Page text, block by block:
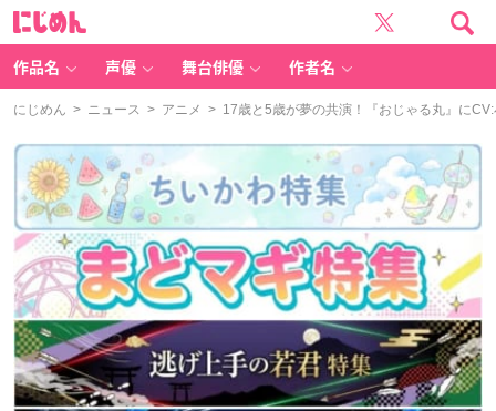
作品名 声優 舞台俳優 作者名
にじめん > ニュース > アニメ > 17歳と5歳が夢の共演！『おじゃる丸』に